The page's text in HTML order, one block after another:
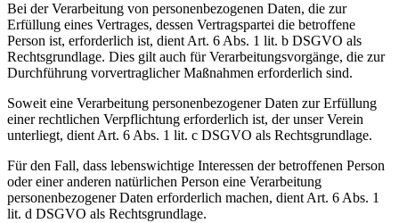
Bei der Verarbeitung von personenbezogenen Daten, die zur
Erfüllung eines Vertrages, dessen Vertragspartei die betroffene
Person ist, erforderlich ist, dient Art. 6 Abs. 1 lit. b DSGVO als
Rechtsgrundlage. Dies gilt auch für Verarbeitungsvorgänge, die zur
Durchführung vorvertraglicher Maßnahmen erforderlich sind.
Soweit eine Verarbeitung personenbezogener Daten zur Erfüllung
einer rechtlichen Verpflichtung erforderlich ist, der unser Verein
unterliegt, dient Art. 6 Abs. 1 lit. c DSGVO als Rechtsgrundlage.
Für den Fall, dass lebenswichtige Interessen der betroffenen Person
oder einer anderen natürlichen Person eine Verarbeitung
personenbezogener Daten erforderlich machen, dient Art. 6 Abs. 1
lit. d DSGVO als Rechtsgrundlage.